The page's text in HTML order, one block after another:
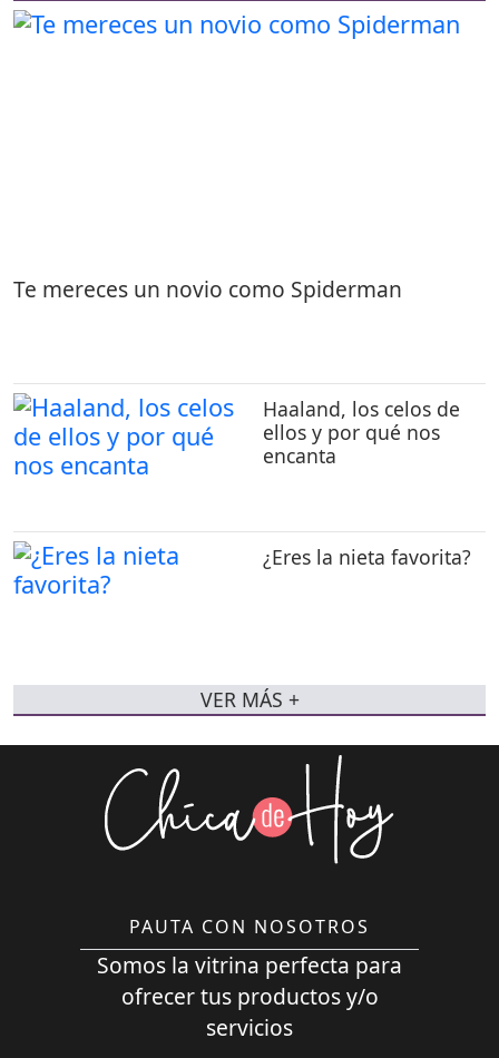
Te mereces un novio como Spiderman
Haaland, los celos de
ellos y por qué nos
encanta
¿Eres la nieta favorita?
VER MÁS +
PAUTA CON NOSOTROS
Somos la vitrina perfecta para
ofrecer tus productos y/o
servicios